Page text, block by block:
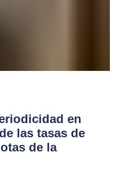
en
las tasas de
de la